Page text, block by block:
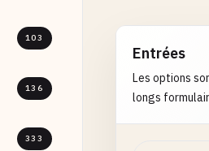
103
136
333
Entrées
Les options
longs